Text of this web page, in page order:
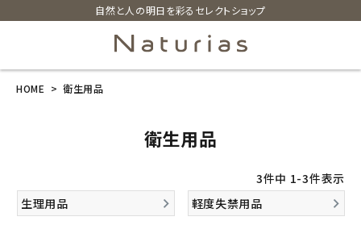
自然と人の明日を彩るセレクトショップ
新商品
HOME 衛生用品
衛生用品
3件中 1-3件表示
生理用品
軽度失禁用品